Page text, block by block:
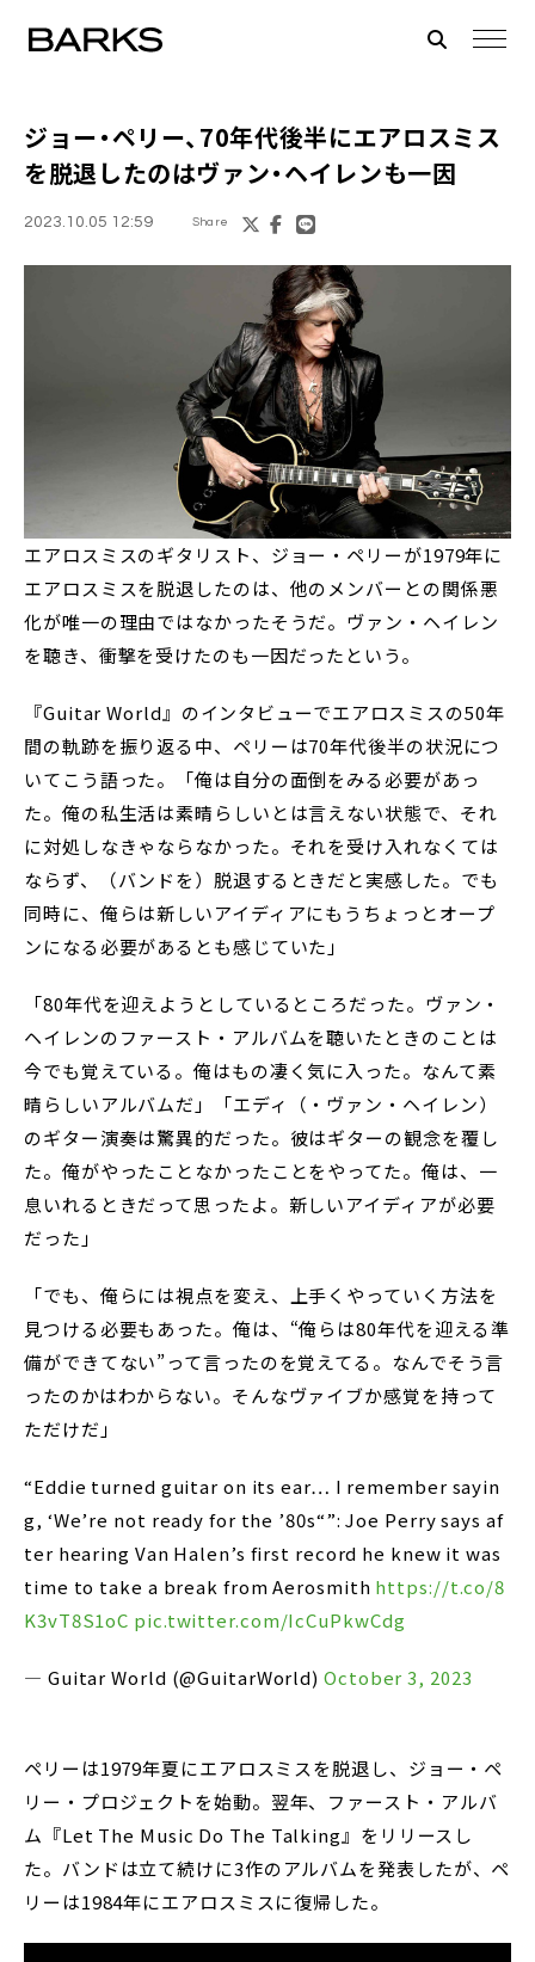
ジョー・ペリー、70年代後半にエアロスミス
を脱退したのはヴァン・ヘイレンも一因
2023.10.05 12:59 Share
エアロスミスのギタリスト、ジョー・ペリーが1979年に
エアロスミスを脱退したのは、他のメンバーとの関係悪
化が唯一の理由ではなかったそうだ。ヴァン・ヘイレン
を聴き、衝撃を受けたのも一因だったという。
『Guitar World』のインタビューでエアロスミスの50年
間の軌跡を振り返る中、ペリーは70年代後半の状況につ
いてこう語った。「俺は自分の面倒をみる必要があっ
た。俺の私生活は素晴らしいとは言えない状態で、それ
に対処しなきゃならなかった。それを受け入れなくては
ならず、（バンドを）脱退するときだと実感した。でも
同時に、俺らは新しいアイディアにもうちょっとオープ
ンになる必要があるとも感じていた」
「80年代を迎えようとしているところだった。ヴァン・
ヘイレンのファースト・アルバムを聴いたときのことは
今でも覚えている。俺はもの凄く気に入った。なんて素
晴らしいアルバムだ」「エディ（・ヴァン・ヘイレン）
のギター演奏は驚異的だった。彼はギターの観念を覆し
た。俺がやったことなかったことをやってた。俺は、一
息いれるときだって思ったよ。新しいアイディアが必要
だった」
「でも、俺らには視点を変え、上手くやっていく方法を
見つける必要もあった。俺は、“俺らは80年代を迎える準
備ができてない”って言ったのを覚えてる。なんでそう言
ったのかはわからない。そんなヴァイブか感覚を持って
ただけだ」
“Eddie turned guitar on its ear… I remember sayin
g, ‘We’re not ready for the ’80s“”: Joe Perry says af
ter hearing Van Halen’s first record he knew it was
time to take a break from Aerosmith https://t.co/8
K3vT8S1oC pic.twitter.com/IcCuPkwCdg
— Guitar World (@GuitarWorld) October 3, 2023
ペリーは1979年夏にエアロスミスを脱退し、ジョー・ペ
リー・プロジェクトを始動。翌年、ファースト・アルバ
ム『Let The Music Do The Talking』をリリースし
た。バンドは立て続けに3作のアルバムを発表したが、ペ
リーは1984年にエアロスミスに復帰した。